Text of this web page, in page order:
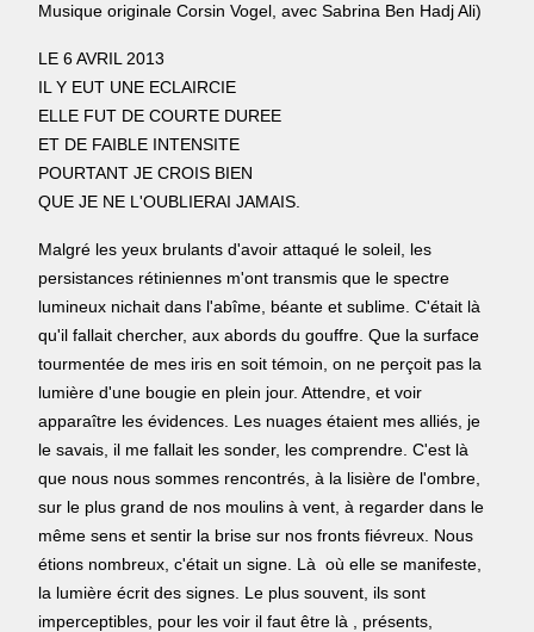
Musique originale Corsin Vogel, avec Sabrina Ben Hadj Ali)
LE 6 AVRIL 2013
IL Y EUT UNE ECLAIRCIE
ELLE FUT DE COURTE DUREE
ET DE FAIBLE INTENSITE
POURTANT JE CROIS BIEN
QUE JE NE L'OUBLIERAI JAMAIS.
Malgré les yeux brulants d'avoir attaqué le soleil, les
persistances rétiniennes m'ont transmis que le spectre
lumineux nichait dans l'abîme, béante et sublime. C'était là
qu'il fallait chercher, aux abords du gouffre. Que la surface
tourmentée de mes iris en soit témoin, on ne perçoit pas la
lumière d'une bougie en plein jour. Attendre, et voir
apparaître les évidences. Les nuages étaient mes alliés, je
le savais, il me fallait les sonder, les comprendre. C'est là
que nous nous sommes rencontrés, à la lisière de l'ombre,
sur le plus grand de nos moulins à vent, à regarder dans le
même sens et sentir la brise sur nos fronts fiévreux. Nous
étions nombreux, c'était un signe. Là où elle se manifeste,
la lumière écrit des signes. Le plus souvent, ils sont
imperceptibles, pour les voir il faut être là , présents,